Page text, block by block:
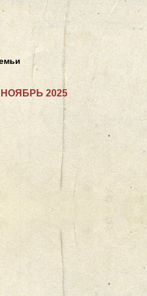
НОЯБРЬ 2025